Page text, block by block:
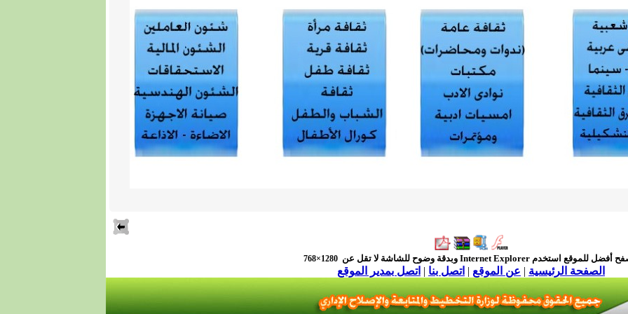
أفضل للموقع استخدم Internet Explorer وبدقة وضوح للشاشة لا تقل عن 1280×768
الصفحة الرئيسية | عن الموقع | اتصل بنا | اتصل بمدير الموقع